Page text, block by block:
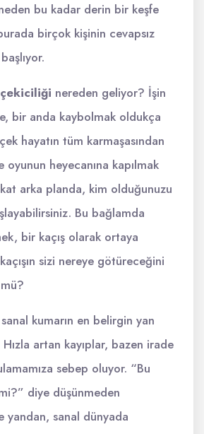
bu kadar derin bir keşfe
birçok kişinin cevapsız
çekiciliği nereden geliyor? İşin
bir anda kaybolmak oldukça
hayatın tüm karmaşasından
oyunun heyecanına kapılmak
arka planda, kim olduğunuzu
Bu bağlamda
bir kaçış olarak ortaya
sizi nereye götüreceğini
kumarın en belirgin yan
artan kayıplar, bazen irade
sebep oluyor. “Bu
diye düşünmeden
yandan, sanal dünyada